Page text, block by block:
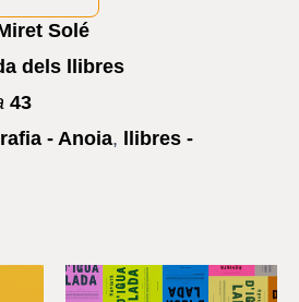
Solé
dels llibres
43
- Anoia, llibres -